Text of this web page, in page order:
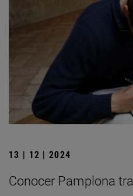
13 | 12 | 2024
Conocer Pamplona